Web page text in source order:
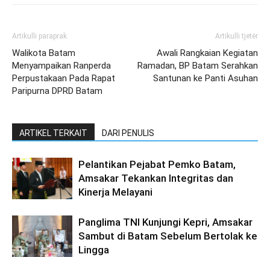
Artikulli paraprak
Walikota Batam
Menyampaikan Ranperda
Perpustakaan Pada Rapat
Paripurna DPRD Batam
Artikulli tjetër
Awali Rangkaian Kegiatan
Ramadan, BP Batam Serahkan
Santunan ke Panti Asuhan
ARTIKEL TERKAIT DARI PENULIS
Pelantikan Pejabat Pemko Batam,
Amsakar Tekankan Integritas dan
Kinerja Melayani
Panglima TNI Kunjungi Kepri, Amsakar
Sambut di Batam Sebelum Bertolak ke
Lingga